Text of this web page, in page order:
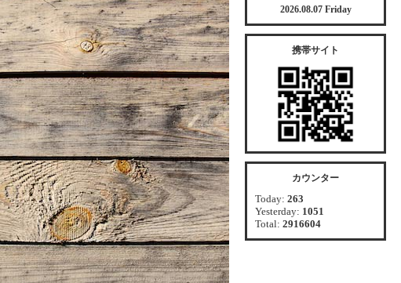
2026.08.07 Friday
携帯サイト
カウンター
Today: 263
Yesterday: 1051
Total: 2916604